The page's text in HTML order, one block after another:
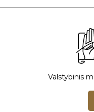
Valstybinis